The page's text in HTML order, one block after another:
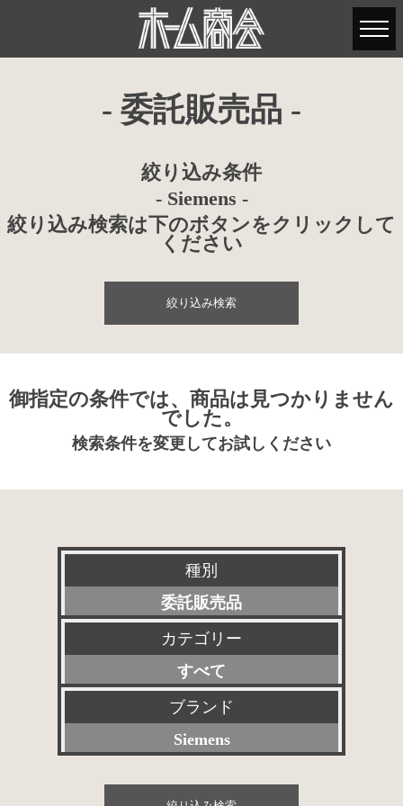
- 委託販売品 -
絞り込み条件
- Siemens -
絞り込み検索は下のボタンをクリックして
ください
絞り込み検索
御指定の条件では、商品は見つかりません
でした。
検索条件を変更してお試しください
種別
委託販売品
新品
特選アクセサリー
特価品
その他委託販売品
カテゴリー
すべて
プリアンプ
パワーアンプ
プリメインアンプ
ブランド
Siemens